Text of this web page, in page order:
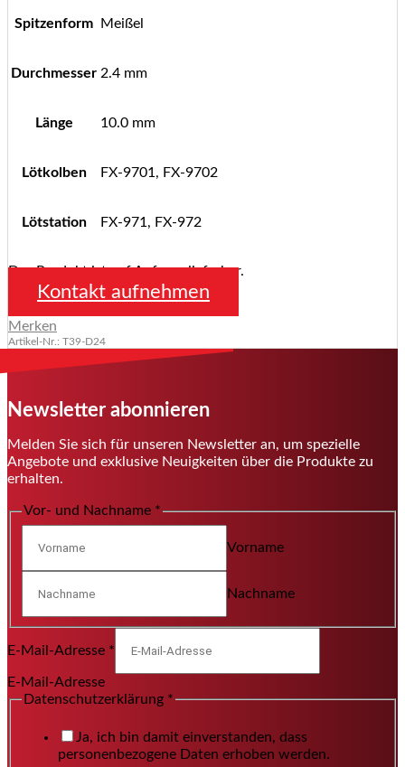
Spitzenform Meißel
Durchmesser 2.4 mm
Länge 10.0 mm
Lötkolben FX-9701, FX-9702
Lötstation FX-971, FX-972
Das Produkt ist auf Anfrage lieferbar.
Kontakt aufnehmen
Merken
Artikel-Nr.: T39-D24
Newsletter abonnieren
Melden Sie sich für unseren Newsletter an, um spezielle
Angebote und exklusive Neuigkeiten über die Produkte zu
erhalten.
Vor- und Nachname *
Vorname
Nachname
E-Mail-Adresse *
E-Mail-Adresse
Datenschutzerklärung *
Ja, ich bin damit einverstanden, dass
personenbezogene Daten erhoben werden.